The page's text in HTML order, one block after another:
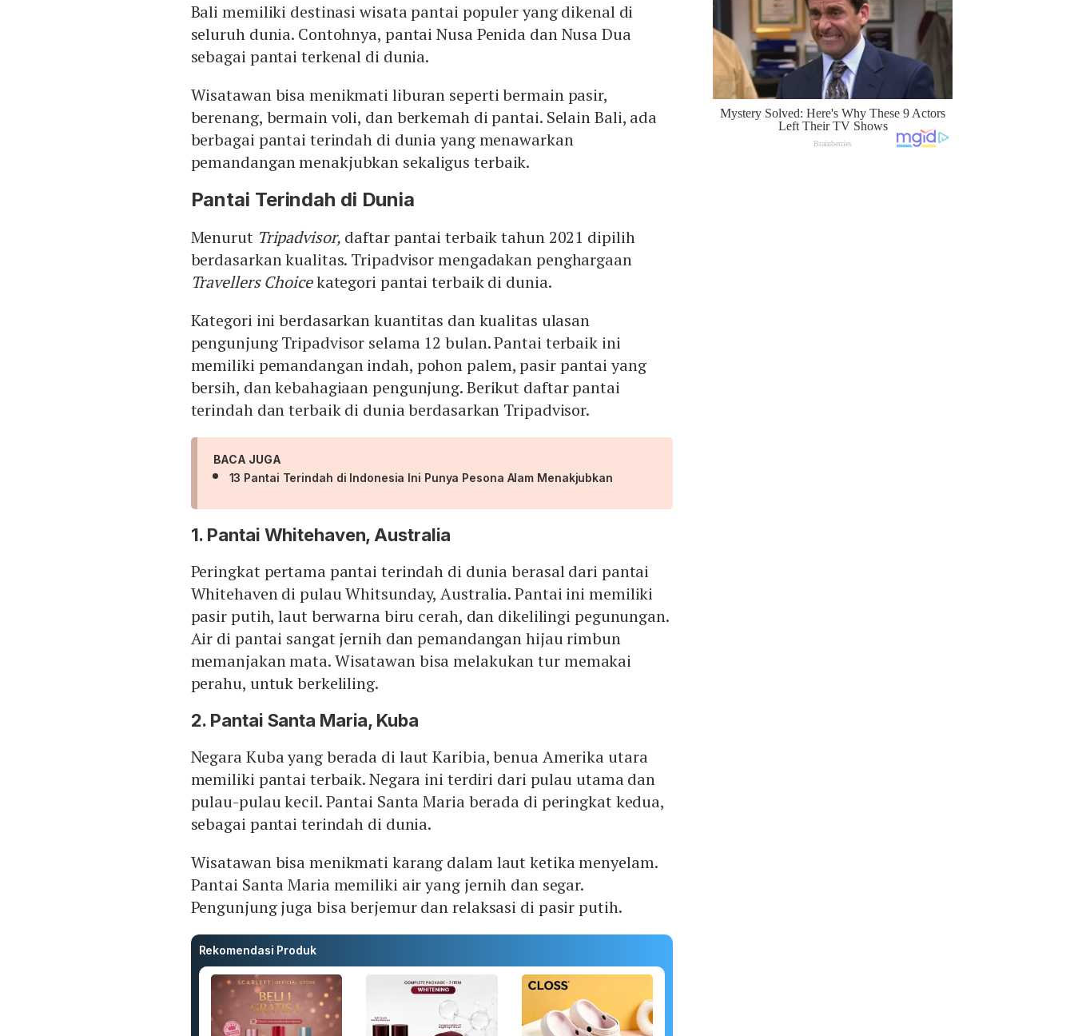
Bali memiliki destinasi wisata pantai populer yang dikenal di
seluruh dunia. Contohnya, pantai Nusa Penida dan Nusa Dua
sebagai pantai terkenal di dunia.
Wisatawan bisa menikmati liburan seperti bermain pasir,
berenang, bermain voli, dan berkemah di pantai. Selain Bali, ada
berbagai pantai terindah di dunia yang menawarkan
pemandangan menakjubkan sekaligus terbaik.
Pantai Terindah di Dunia
Menurut Tripadvisor, daftar pantai terbaik tahun 2021 dipilih
berdasarkan kualitas. Tripadvisor mengadakan penghargaan
Travellers Choicekategori pantai terbaik di dunia.
Kategori ini berdasarkan kuantitas dan kualitas ulasan
pengunjung Tripadvisor selama 12 bulan. Pantai terbaik ini
memiliki pemandangan indah, pohon palem, pasir pantai yang
bersih, dan kebahagiaan pengunjung. Berikut daftar pantai
terindah dan terbaik di dunia berdasarkan Tripadvisor.
BACA JUGA
13 Pantai Terindah di Indonesia Ini Punya Pesona Alam Menakjubkan
1. Pantai Whitehaven, Australia
Peringkat pertama pantai terindah di dunia berasal dari pantai
Whitehaven di pulau Whitsunday, Australia. Pantai ini memiliki
pasir putih, laut berwarna biru cerah, dan dikelilingi pegunungan.
Air di pantai sangat jernih dan pemandangan hijau rimbun
memanjakan mata. Wisatawan bisa melakukan tur memakai
perahu, untuk berkeliling.
2. Pantai Santa Maria, Kuba
Negara Kuba yang berada di laut Karibia, benua Amerika utara
memiliki pantai terbaik. Negara ini terdiri dari pulau utama dan
pulau-pulau kecil. Pantai Santa Maria berada di peringkat kedua,
sebagai pantai terindah di dunia.
Wisatawan bisa menikmati karang dalam laut ketika menyelam.
Pantai Santa Maria memiliki air yang jernih dan segar.
Pengunjung juga bisa berjemur dan relaksasi di pasir putih.
Rekomendasi Produk